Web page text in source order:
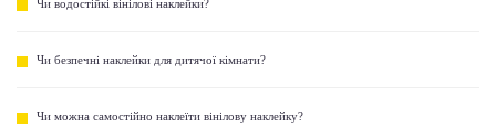
Чи водостійкі вінілові наклейки?
Чи безпечні наклейки для дитячої кімнати?
Чи можна самостійно наклеїти вінілову наклейку?